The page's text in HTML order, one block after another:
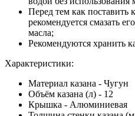
Перед тем как поставить
рекомендуется смазать
масла;
Рекомендуются хранить
Характеристики:
Материал казана - Чугун
Объём казана (л) - 12
Крышка - Алюминиевая